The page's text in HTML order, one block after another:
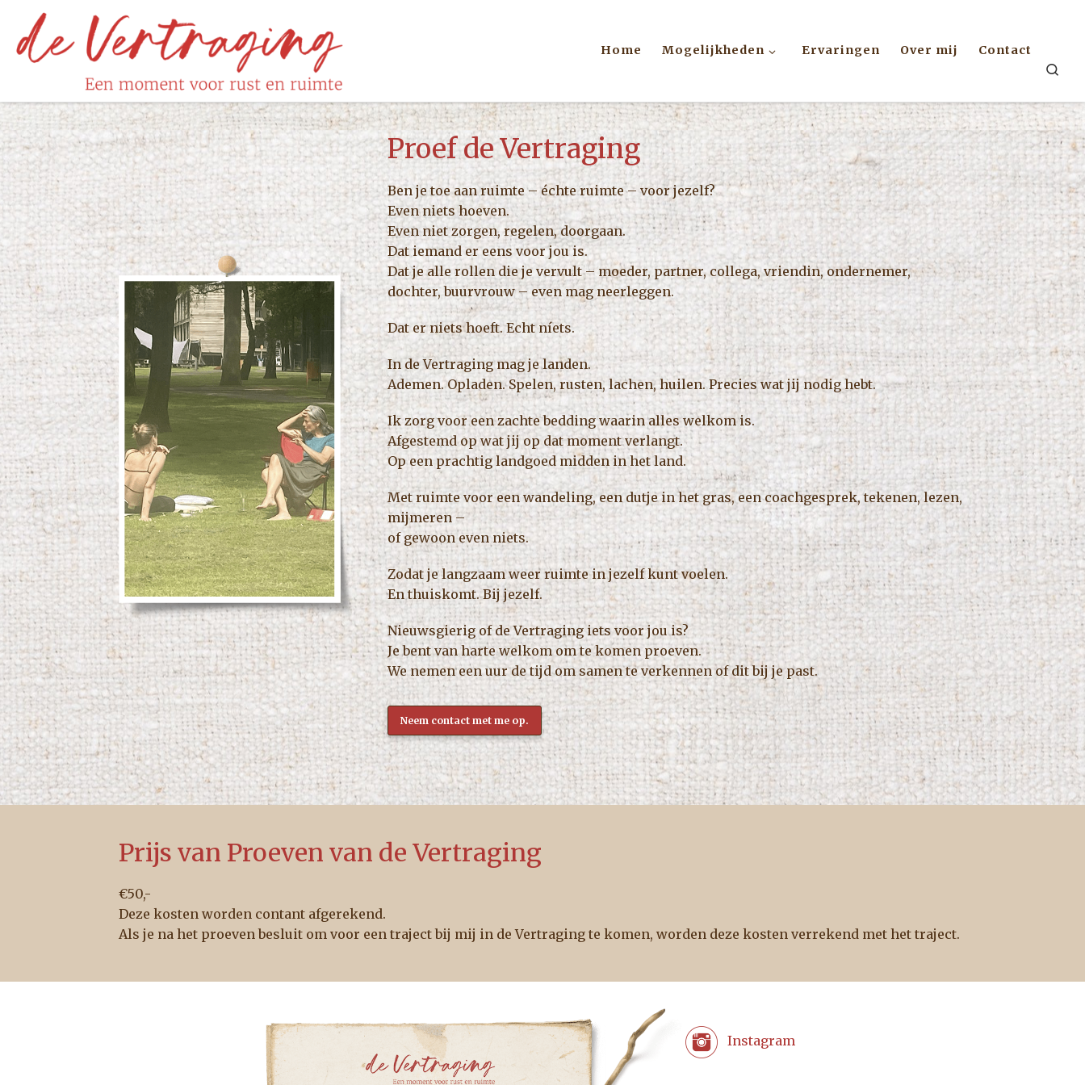
Skip to content
Home Mogelijkheden Ervaringen Over mij Contact
Proef de Vertraging
Ben je toe aan ruimte – échte ruimte – voor jezelf?
Even niets hoeven.
Even niet zorgen, regelen, doorgaan.
Dat iemand er eens voor jou is.
Dat je alle rollen die je vervult – moeder, partner, collega, vriendin, ondernemer,
dochter, buurvrouw – even mag neerleggen.
Dat er niets hoeft. Echt níets.
In de Vertraging mag je landen.
Ademen. Opladen. Spelen, rusten, lachen, huilen. Precies wat jij nodig hebt.
Ik zorg voor een zachte bedding waarin alles welkom is.
Afgestemd op wat jij op dat moment verlangt.
Op een prachtig landgoed midden in het land.
Met ruimte voor een wandeling, een dutje in het gras, een coachgesprek, tekenen, lezen,
mijmeren –
of gewoon even niets.
Zodat je langzaam weer ruimte in jezelf kunt voelen.
En thuiskomt. Bij jezelf.
Nieuwsgierig of de Vertraging iets voor jou is?
Je bent van harte welkom om te komen proeven.
We nemen een uur de tijd om samen te verkennen of dit bij je past.
Neem contact met me op.
Prijs van Proeven van de Vertraging
€50,-
Deze kosten worden contant afgerekend.
Als je na het proeven besluit om voor een traject bij mij in de Vertraging te komen, worden deze kosten verrekend met het traject.
Instagram